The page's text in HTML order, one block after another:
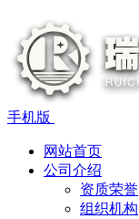
手机版
网站首页
公司介绍
资质荣誉
组织机构